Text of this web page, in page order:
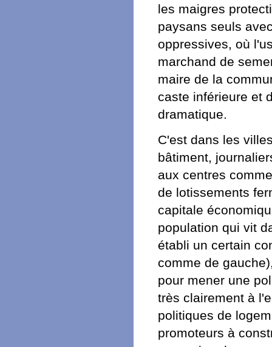
les maigres
paysans seuls
oppressives, où
marchand de
maire de la
caste inférieure et
dramatique.
C'est dans les
bâtiment,
aux centres
de lotissements
capitale
population qui vit
établi un certain
comme de
pour mener une
très clairement à
politiques de
promoteurs à